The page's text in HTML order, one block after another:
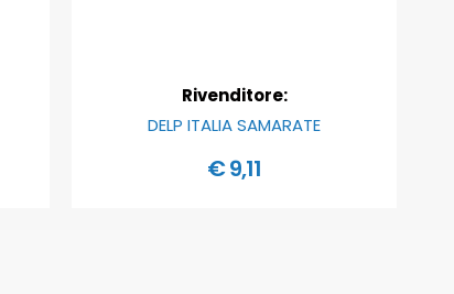
Rivenditore:
DELP ITALIA SAMARATE
€ 9,11